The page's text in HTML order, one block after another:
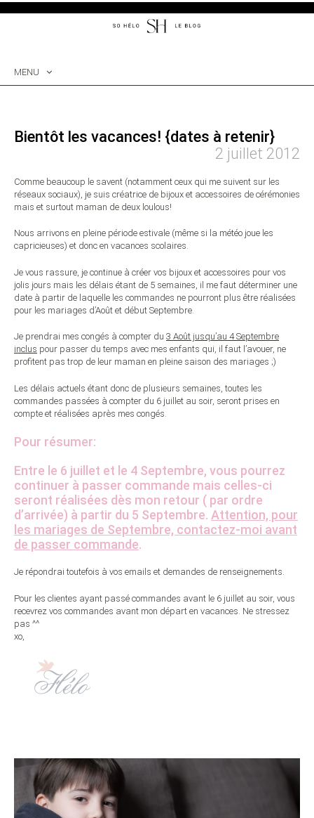
MENU
Bientôt les vacances! {dates à retenir}
2 juillet 2012
Comme beaucoup le savent (notamment ceux qui me suivent sur les
réseaux sociaux), je suis créatrice de bijoux et accessoires de cérémonies
mais et surtout maman de deux loulous!
Nous arrivons en pleine période estivale (même si la météo joue les
capricieuses) et donc en vacances scolaires.
Je vous rassure, je continue à créer vos bijoux et accessoires pour vos
jolis jours mais les délais étant de 5 semaines, il me faut déterminer une
date à partir de laquelle les commandes ne pourront plus être réalisées
pour les mariages d’Août et début Septembre.
Je prendrai mes congés à compter du 3 Août jusqu’au 4 Septembre
inclus pour passer du temps avec mes enfants qui, il faut l’avouer, ne
profitent pas trop de leur maman en pleine saison des mariages ;)
Les délais actuels étant donc de plusieurs semaines, toutes les
commandes passées à compter du 6 juillet au soir, seront prises en
compte et réalisées après mes congés.
Pour résumer:
Entre le 6 juillet et le 4 Septembre, vous pourrez
continuer à passer commande mais celles-ci
seront réalisées dès mon retour ( par ordre
d’arrivée) à partir du 5 Septembre. Attention, pour
les mariages de Septembre, contactez-moi avant
de passer commande.
Je répondrai toutefois à vos emails et demandes de renseignements.
Pour les clientes ayant passé commandes avant le 6 juillet au soir, vous
recevrez vos commandes avant mon départ en vacances. Ne stressez
pas ^^
xo,